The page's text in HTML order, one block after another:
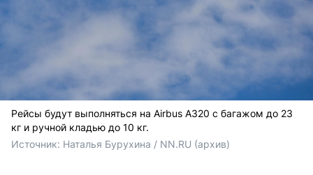
Рейсы будут выполняться на Airbus A320 с багажом до 23
кг и ручной кладью до 10 кг.
Источник: Наталья Бурухина / NN.RU (архив)